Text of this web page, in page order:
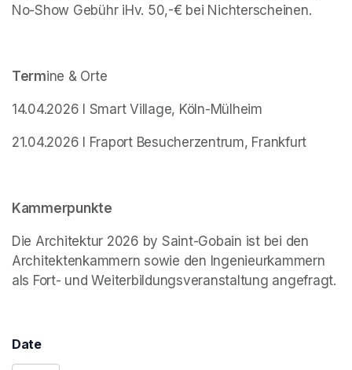
No-Show Gebühr iHv. 50,-€ bei Nichterscheinen.
Termine & Orte
14.04.2026 I Smart Village, Köln-Mülheim
21.04.2026 I Fraport Besucherzentrum, Frankfurt
Kammerpunkte
Die Architektur 2026 by Saint-Gobain ist bei den
Architektenkammern sowie den Ingenieurkammern
als Fort- und Weiterbildungsveranstaltung angefragt.
Date